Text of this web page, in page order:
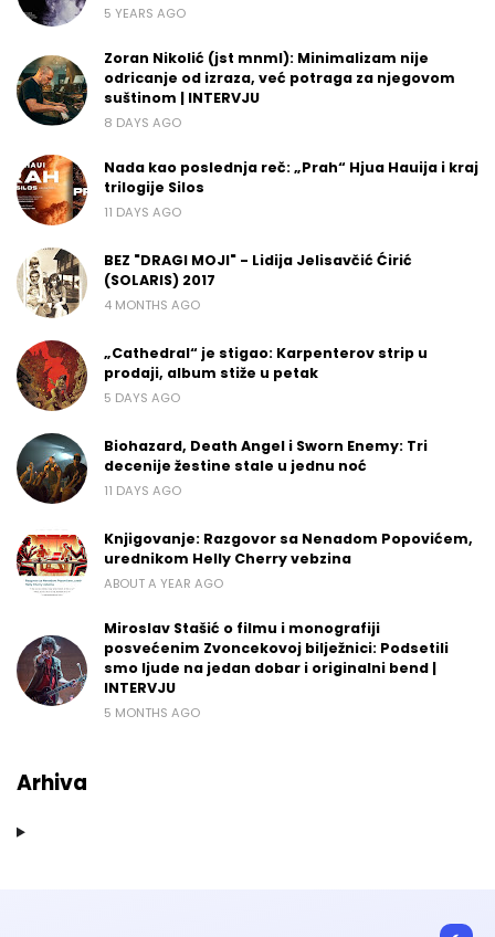
5 YEARS AGO
Zoran Nikolić (jst mnml): Minimalizam nije
odricanje od izraza, već potraga za njegovom
suštinom | INTERVJU
8 DAYS AGO
Nada kao poslednja reč: „Prah“ Hjua Hauija i kraj
trilogije Silos
11 DAYS AGO
BEZ "DRAGI MOJI" - Lidija Jelisavčić Ćirić
(SOLARIS) 2017
4 MONTHS AGO
„Cathedral“ je stigao: Karpenterov strip u
prodaji, album stiže u petak
5 DAYS AGO
Biohazard, Death Angel i Sworn Enemy: Tri
decenije žestine stale u jednu noć
11 DAYS AGO
Knjigovanje: Razgovor sa Nenadom Popovićem,
urednikom Helly Cherry vebzina
ABOUT A YEAR AGO
Miroslav Stašić o filmu i monografiji
posvećenim Zvoncekovoj bilježnici: Podsetili
smo ljude na jedan dobar i originalni bend |
INTERVJU
5 MONTHS AGO
Arhiva